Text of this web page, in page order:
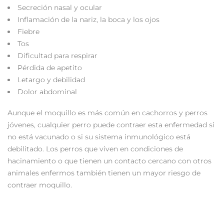
Secreción nasal y ocular
Inflamación de la nariz, la boca y los ojos
Fiebre
Tos
Dificultad para respirar
Pérdida de apetito
Letargo y debilidad
Dolor abdominal
Aunque el moquillo es más común en cachorros y perros
jóvenes, cualquier perro puede contraer esta enfermedad si
no está vacunado o si su sistema inmunológico está
debilitado. Los perros que viven en condiciones de
hacinamiento o que tienen un contacto cercano con otros
animales enfermos también tienen un mayor riesgo de
contraer moquillo.